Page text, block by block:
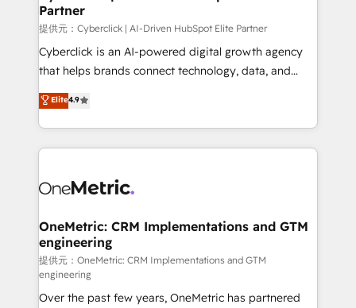
Partner
提供元：Cyberclick | AI-Driven HubSpot Elite Partner
Cyberclick is an AI-powered digital growth agency
that helps brands connect technology, data, and
creativity to achieve measurable results. Founded in
Barcelona and operating across Spain, LATAM, and
the UK, we support global companies in building
smarter marketing, sales, and customer success
Iberia (Spain & Portugal), we combine human insight
growth. Our multidisciplinary team designs solutions
that simplify complexity, boost performance, and
turn innovation into real impact. 🌍 Highlights •
HubSpot Partner since 2012 • 2022 EMEA Impact
Award: Best Integration • 150+ successful HubSpot
Elite4.9
OneMetric: CRM Implementations and GTM
engineering
提供元：OneMetric: CRM Implementations and GTM
engineering
Over the past few years, OneMetric has partnered